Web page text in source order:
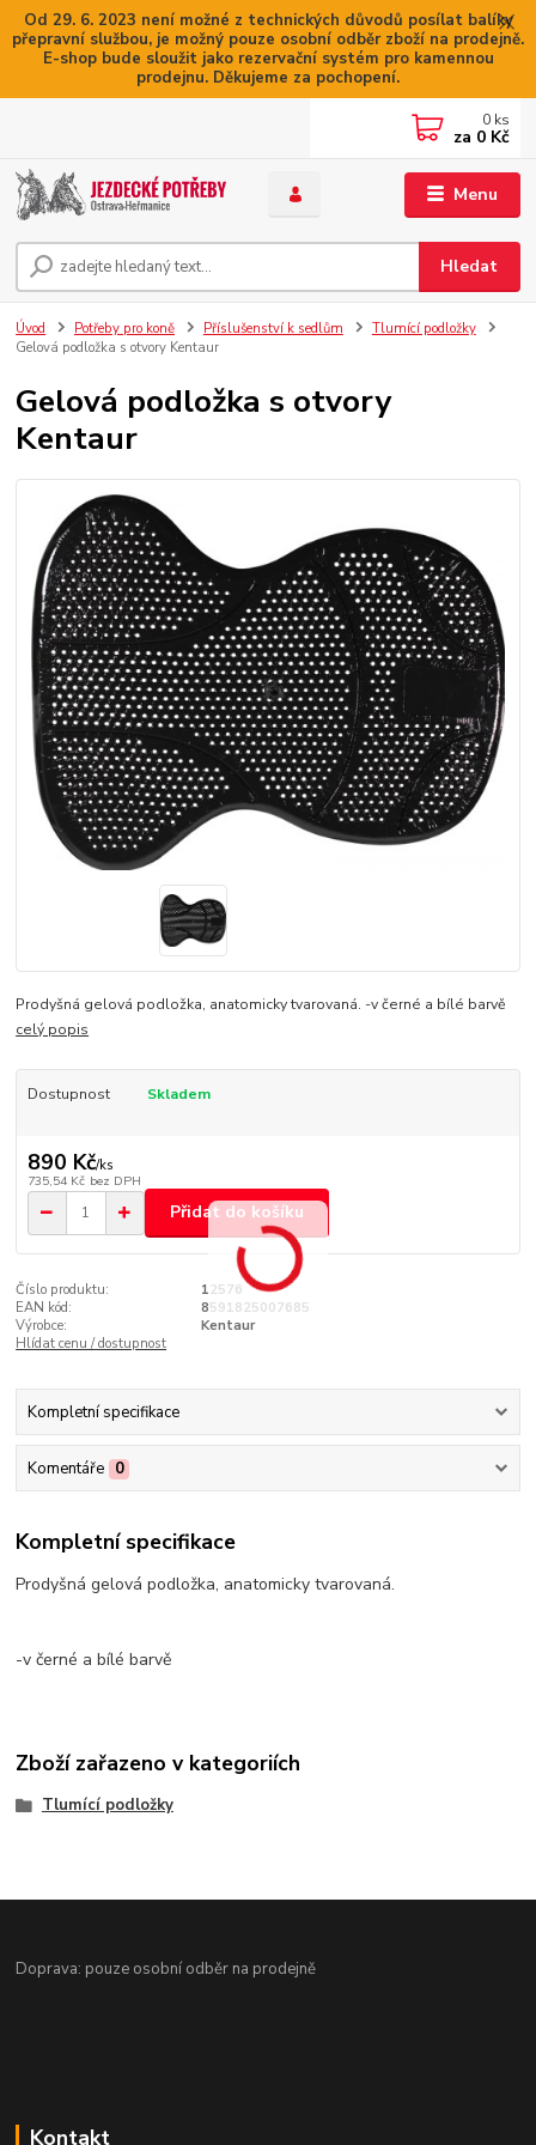
Od 29. 6. 2023 není možné z technických důvodů posílat balíky
přepravní službou, je možný pouze osobní odběr zboží na prodejně.
E-shop bude sloužit jako rezervační systém pro kamennou
prodejnu. Děkujeme za pochopení.
Menu
Hledat
0 ks
za 0 Kč
Úvod Potřeby pro koně Příslušenství k sedlům
Tlumící podložky
Gelová podložka s otvory Kentaur
Gelová podložka s otvory
Kentaur
Prodyšná gelová podložka, anatomicky tvarovaná. -v černé a bílé barvě
celý popis
Dostupnost Skladem
890 Kč/ks
735,54 Kč bez DPH
Přidat do košíku
Číslo produktu:
12576
EAN kód:
8591825007685
Výrobce:
Kentaur
Hlídat cenu / dostupnost
Kompletní specifikace
Komentáře 0
Kompletní specifikace
Prodyšná gelová podložka, anatomicky tvarovaná.
-v černé a bílé barvě
Zboží zařazeno v kategoriích
Tlumící podložky
Doprava: pouze osobní odběr na prodejně
Kontakt